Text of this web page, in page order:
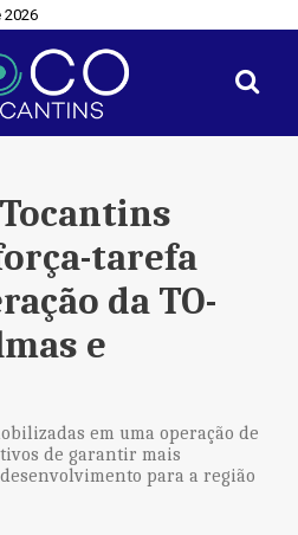
2026
tarefa
da TO-
e
em uma operação de
de garantir mais
para a região